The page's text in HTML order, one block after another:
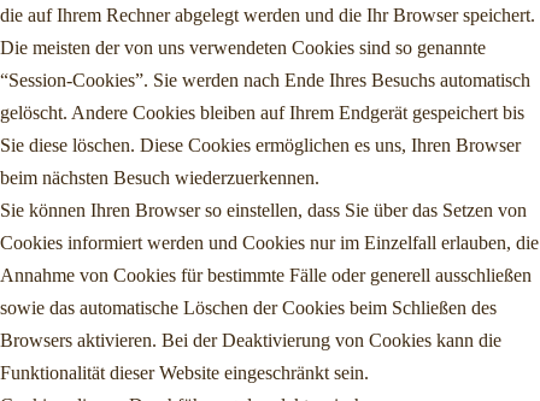
die auf Ihrem Rechner abgelegt werden und die Ihr Browser speichert.
Die meisten der von uns verwendeten Cookies sind so genannte
“Session-Cookies”. Sie werden nach Ende Ihres Besuchs automatisch
gelöscht. Andere Cookies bleiben auf Ihrem Endgerät gespeichert bis
Sie diese löschen. Diese Cookies ermöglichen es uns, Ihren Browser
beim nächsten Besuch wiederzuerkennen.
Sie können Ihren Browser so einstellen, dass Sie über das Setzen von
Cookies informiert werden und Cookies nur im Einzelfall erlauben, die
Annahme von Cookies für bestimmte Fälle oder generell ausschließen
sowie das automatische Löschen der Cookies beim Schließen des
Browsers aktivieren. Bei der Deaktivierung von Cookies kann die
Funktionalität dieser Website eingeschränkt sein.